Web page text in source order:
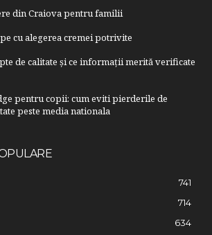
din Craiova pentru familii
cu alegerea cremei potrivite
de calitate și ce informații merită verificate
pentru copii: cum eviti pierderile de
peste media nationala
741
714
634